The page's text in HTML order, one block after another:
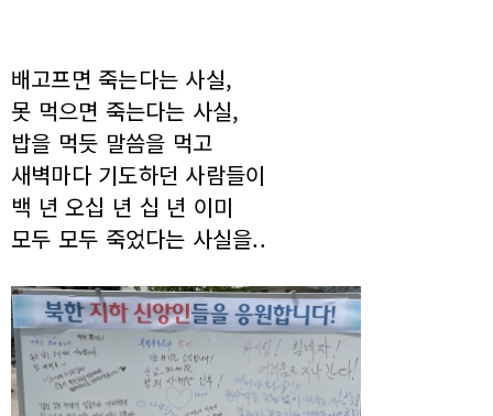
배고프면 죽는다는 사실,
못 먹으면 죽는다는 사실,
밥을 먹듯 말씀을 먹고
새벽마다 기도하던 사람들이
백 년 오십 년 십 년 이미
모두 모두 죽었다는 사실을..